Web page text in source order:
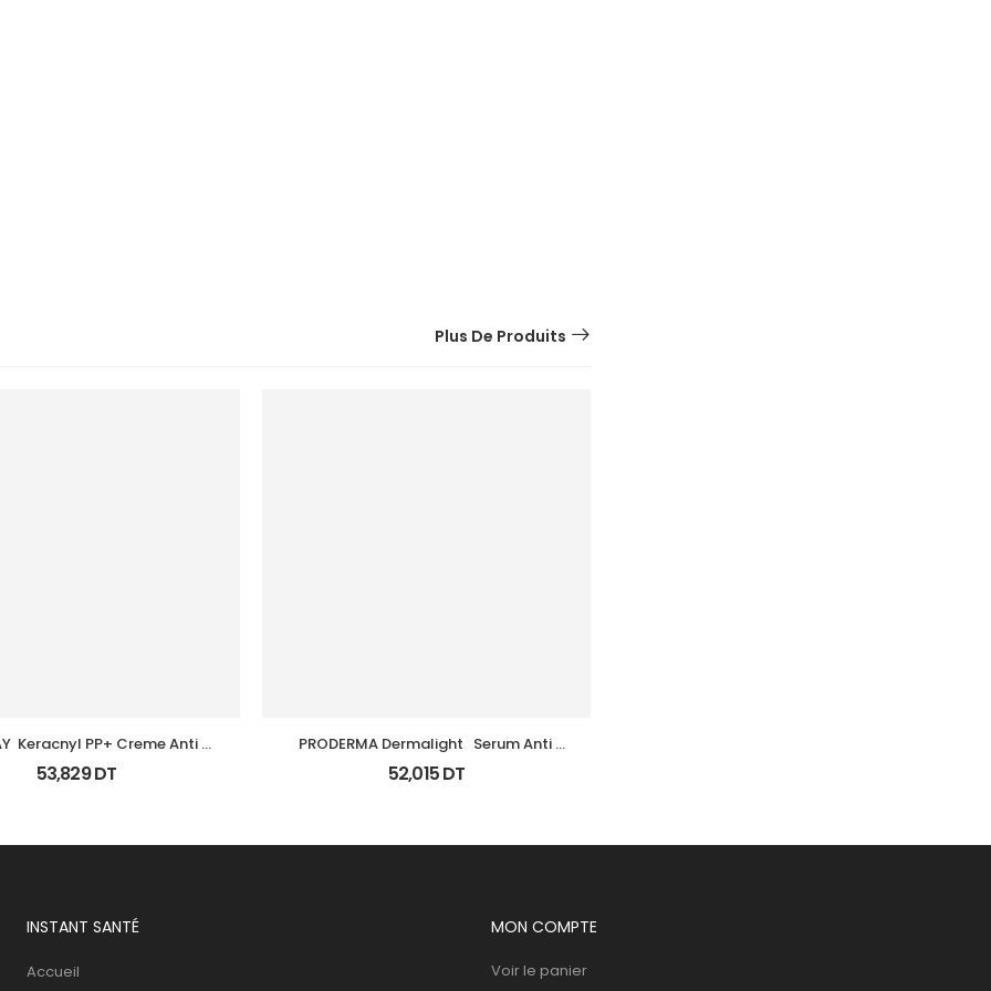
Plus De Produits
Keracnyl PP+ Creme Anti
Inperfection
53,829DT
PRODERMA Dermalight   Serum Anti
Taches Brunes 40Ml
52,015DT
INSTANT SANTÉ
Accueil
MON COMPTE
Voir le panier